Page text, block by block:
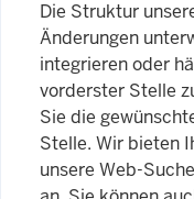
Die Struktur
Änderungen
integrieren oder
vorderster Stelle
Sie die
Stelle. Wir bieten
unsere Web-